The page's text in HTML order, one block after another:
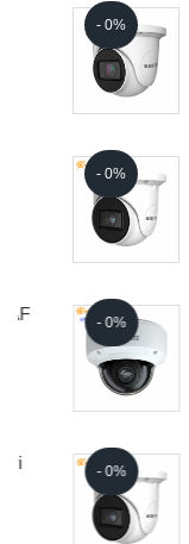
- 0%
0 ₫
- 0%
0 ₫
- 0%
0 ₫
- 0%
0 ₫